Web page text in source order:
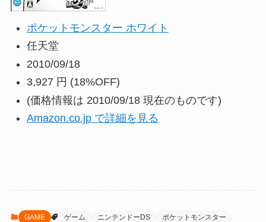
ポケットモンスター ホワイト
任天堂
2010/09/18
3,927 円 (18%OFF)
(価格情報は 2010/09/18 現在のものです)
Amazon.co.jp で詳細を見る
GAME ゲーム ニンテンドーDS ポケットモンスター